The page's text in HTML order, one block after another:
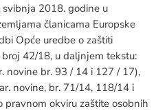
2018. godine u
članicama Europske
Opće uredbe o zaštiti
42/18, u daljnjem tekstu:
novine br. 93 / 14 i 127 / 17),
novine, br. 71/14, 118/14 i
okviru zaštite osobnih